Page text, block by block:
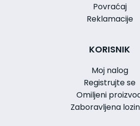
Povraćaj
Reklamacije
KORISNIK
Moj nalog
Registrujte se
Omiljeni
Zaboravljena